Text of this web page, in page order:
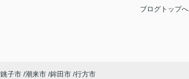
ブログトップへ
銚子市 潮来市 鉾田市 行方市